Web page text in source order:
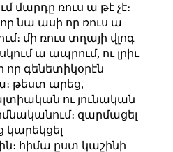
մարդը ռուս ա թէ չէ։
նա ասի որ ռուս ա
մի ռուս տղայի վլոգ
ա ապրում, ու լրիւ
որ գենետիկօրէն
թեստ արեց,
ու յունական
զարմացել
կարեկցել
հիմա ըստ կաշինի